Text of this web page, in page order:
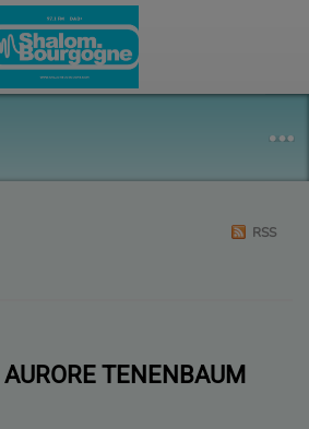
RSS
AURORE TENENBAUM